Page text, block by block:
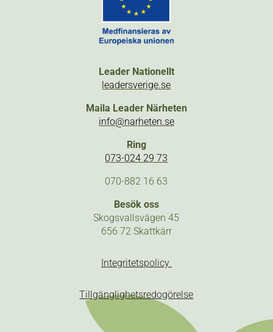
Leader Nationellt
leadersverige.se
Maila Leader Närheten
info@narheten.se
Ring
073-024 29 73
070-882 16 63
Besök oss
Skogsvallsvägen 45
656 72 Skattkärr
Integritetspolicy
Tillgänglighetsredogörelse